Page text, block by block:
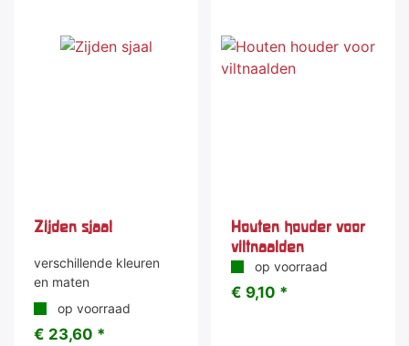
Zijden sjaal
verschillende kleuren
en maten
op voorraad
€ 23,60 *
Houten houder voor
viltnaalden
op voorraad
€ 9,10 *